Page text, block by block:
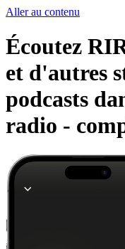
Aller au contenu
Écoutez
et d'autres
podcasts
radio -